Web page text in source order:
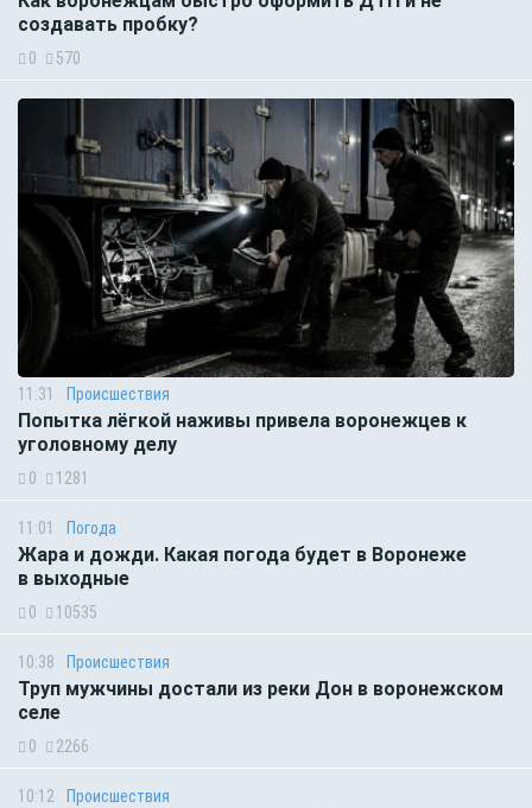
создавать пробку?
0 570
11:31 Происшествия
Попытка лёгкой наживы привела воронежцев к
уголовному делу
0 1281
11:01 Погода
Жара и дожди. Какая погода будет в Воронеже
в выходные
0 10535
10:38 Происшествия
Труп мужчины достали из реки Дон в воронежском
селе
0 2266
10:12 Происшествия